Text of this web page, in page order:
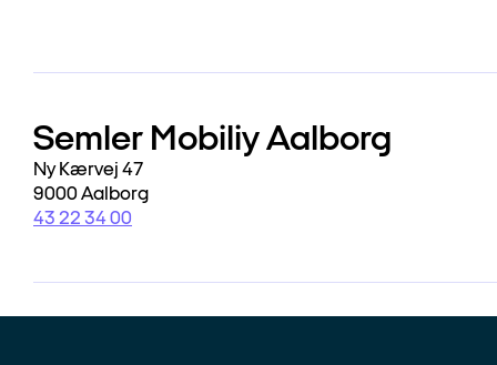
Semler Mobiliy Aalborg
Ny Kærvej 47
9000 Aalborg
43 22 34 00